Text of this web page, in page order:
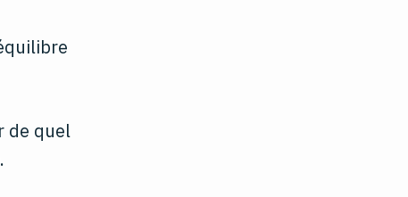
de quel